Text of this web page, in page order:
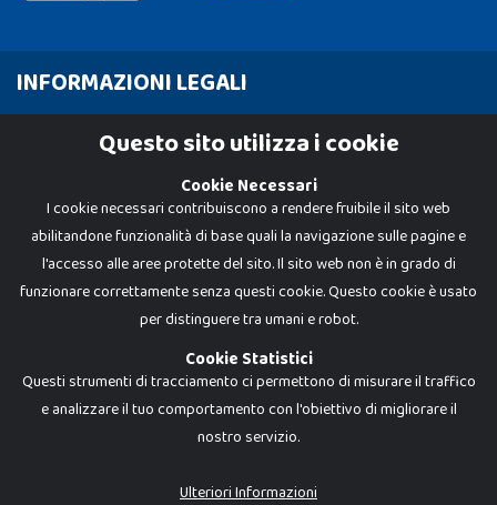
INFORMAZIONI LEGALI
Cookie Policy
Dadi e Mattoncini è un brand di Giocabene Srl. Ogni riproduzione o utilizzo non
I prezzi e le promozioni pubblicate potrebbero differire da quanto esposto in
Questo sito utilizza i cookie
Cookie Necessari
I cookie necessari contribuiscono a rendere fruibile il sito web
abilitandone funzionalità di base quali la navigazione sulle pagine e
l'accesso alle aree protette del sito. Il sito web non è in grado di
funzionare correttamente senza questi cookie. Questo cookie è usato
per distinguere tra umani e robot.
Cookie Statistici
Questi strumenti di tracciamento ci permettono di misurare il traffico
e analizzare il tuo comportamento con l'obiettivo di migliorare il
nostro servizio.
Ulteriori Informazioni